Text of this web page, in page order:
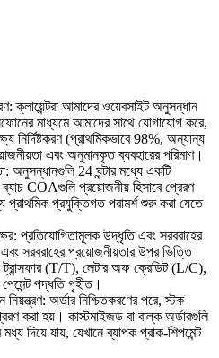
ক্লায়েন্টরা আমাদের ওয়েবসাইট অনুসন্ধান
মাধ্যমে আমাদের সাথে যোগাযোগ করে,
নির্দিষ্টকরণ (প্রাথমিকভাবে 98%, অন্যান্য
এবং অনুমানকৃত ব্যবহারের পরিমাণ।
অনুসন্ধানগুলি 24 ঘন্টার মধ্যে একটি
ব্যাচ COAগুলি প্রয়োজনীয় হিসাবে প্রেরণ
প্রাথমিক প্রযুক্তিগত পরামর্শ শুরু করা যেতে
প্রতিযোগিতামূলক উদ্ধৃতি এবং সরবরাহের
সরবরাহের প্রয়োজনীয়তার উপর ভিত্তি
ট্রান্সফার (T/T), লেটার অফ ক্রেডিট (L/C),
পদ্ধতি গৃহীত।
অর্ডার নিশ্চিতকরণের পরে, স্টক
করা হয়। কাস্টমাইজড বা বাল্ক অর্ডারগুলি
দিয়ে যায়, যেখানে ব্যাপক প্রাক-শিপমেন্ট